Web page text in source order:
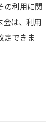
の利用に関
会は、利用
定できま